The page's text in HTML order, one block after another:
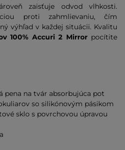
zaisťuje odvod vlhkosti.
proti zahmlievaniu, čím
výhľad v každej situácii. Kvalitu
100% Accuri 2 Mirror pocítite
pena na tvár absorbujúca pot
so silikónovým pásikom
sklo s povrchovou úpravou